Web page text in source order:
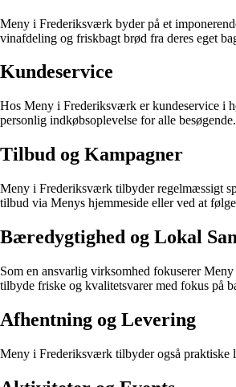
Meny i Frederiksværk byder på et
vinafdeling og friskbagt brød fra deres eget
Kundeservice
Hos Meny i Frederiksværk er kundeservice i
personlig indkøbsoplevelse for alle besøgende.
Tilbud og Kampagner
Meny i Frederiksværk tilbyder regelmæssigt
tilbud via Menys hjemmeside eller ved at
Bæredygtighed og Lokal
Som en ansvarlig virksomhed fokuserer
tilbyde friske og kvalitetsvarer med fokus på
Afhentning og Levering
Meny i Frederiksværk tilbyder også praktiske